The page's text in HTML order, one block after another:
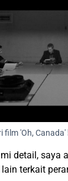
film 'Oh,
detail, saya
terkait